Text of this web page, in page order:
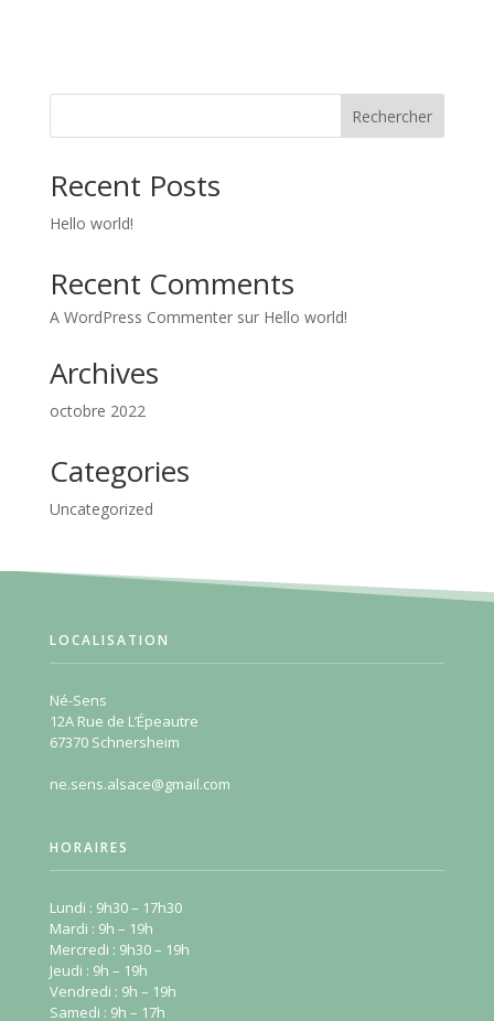
Rechercher
Recent Posts
Hello world!
Recent Comments
A WordPress Commentersur Hello world!
Archives
octobre 2022
Categories
Uncategorized
LOCALISATION
Né-Sens
12A Rue de L’Épeautre
67370 Schnersheim
ne.sens.alsace@gmail.com
HORAIRES
Lundi : 9h30 – 17h30
Mardi : 9h – 19h
Mercredi : 9h30 – 19h
Jeudi : 9h – 19h
Vendredi : 9h – 19h
Samedi : 9h – 17h